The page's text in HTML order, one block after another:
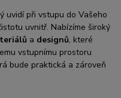
uvidí při vstupu do Vašeho
uvnitř. Nabízíme široký
a designů, které
vstupnímu prostoru
bude praktická a zároveň